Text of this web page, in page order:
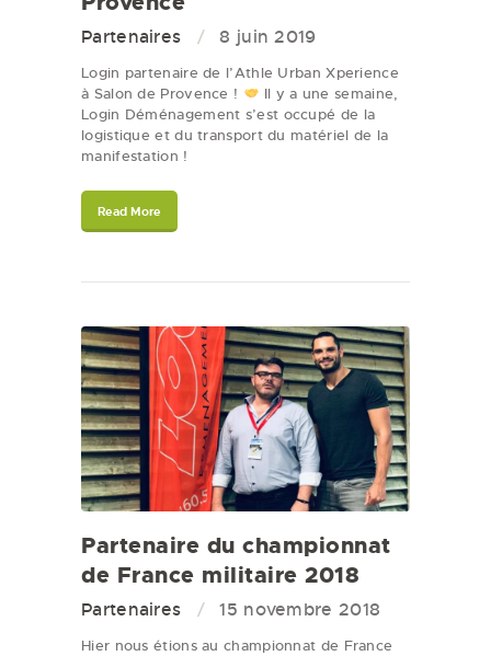
Partenaires 8 juin 2019
Login partenaire de l’Athle Urban Xperience
à Salon de Provence !
Il y a une semaine,
Login Déménagement s’est occupé de la
logistique et du transport du matériel de la
manifestation !
Read More
Partenaire du championnat
de France militaire 2018
Partenaires 15 novembre 2018
Hier nous étions au championnat de France